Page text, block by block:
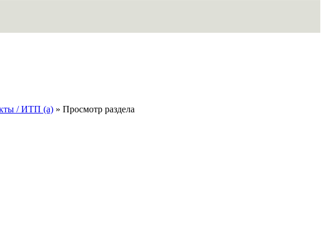
/ ИТП (а) » Просмотр раздела